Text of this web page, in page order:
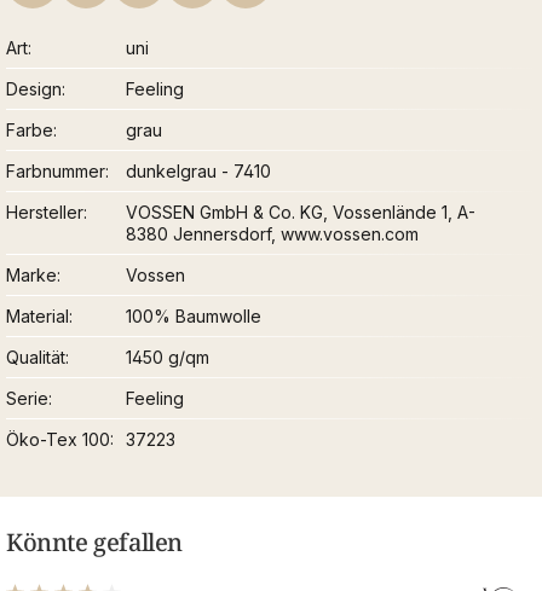
Art
uni
Design
Feeling
Farbe
grau
Farbnummer
dunkelgrau - 7410
Hersteller
VOSSEN GmbH & Co. KG, Vossenlände 1, A-
8380 Jennersdorf, www.vossen.com
Marke
Vossen
Material
100% Baumwolle
Qualität
1450 g/qm
Serie
Feeling
Öko-Tex 100
37223
Könnte gefallen